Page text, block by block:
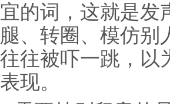
宜的词，这就是发
腿、转圈、模仿别
往往被吓一跳，以
表现。